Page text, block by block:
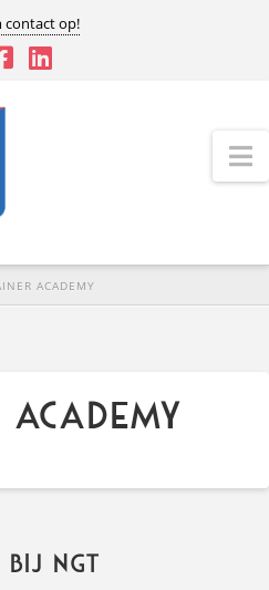
contact op!
ACADEMY
NGT